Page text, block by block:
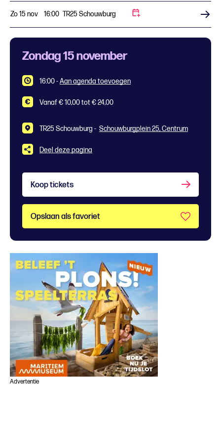
Zo 15 nov 16:00 TR25 Schouwburg
Zondag 15 november
16:00-Aan agenda toevoegen
Vanaf € 10,00 tot € 24,00
TR25 Schouwburg - Schouwburgplein 25, Centrum
Deel deze pagina
Koop tickets
Opslaan als favoriet
Advertentie